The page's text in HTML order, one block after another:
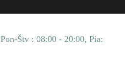
Pon-Štv : 08:00 - 20:00, Pia: